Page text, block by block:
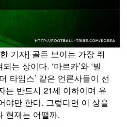
기자] 골든 보이는 가장 뛰
는 상이다. ‘마르카’와 ‘빌
더 타임스’ 같은 언론사들이 선
는 반드시 21세 이하이며 유
야만 한다. 그렇다면 이 상을
현재는 어떨까.